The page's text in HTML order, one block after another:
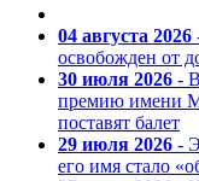
04 августа 2026
освобожден от
30 июля 2026 -
премию имени
поставят балет
29 июля 2026 -
его имя стало